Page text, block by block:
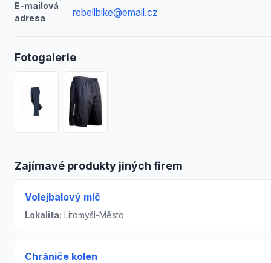
E-mailová
adresa
rebellbike@email.cz
Fotogalerie
Zajímavé produkty jiných firem
Volejbalový míč
Lokalita: Litomyšl-Město
Chrániče kolen